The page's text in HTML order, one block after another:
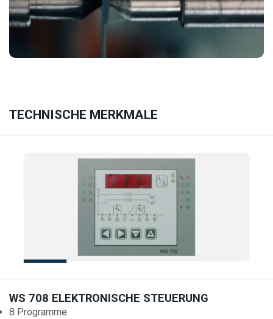
TECHNISCHE MERKMALE
WS 708 ELEKTRONISCHE STEUERUNG
8 Programme